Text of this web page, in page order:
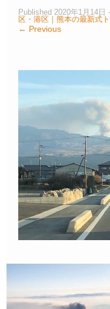
Published 2020年1月14日
区・港区｜熊本の最新式
← Previous